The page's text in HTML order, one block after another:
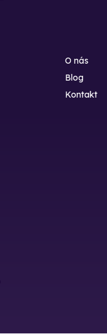
O nás
Blog
Kontakt